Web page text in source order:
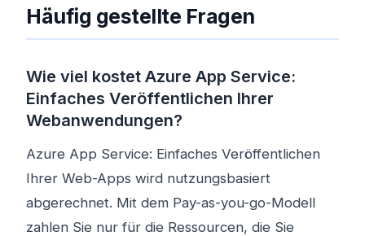
Häufig gestellte Fragen
Wie viel kostet Azure App Service:
Einfaches Veröffentlichen Ihrer
Webanwendungen?
Azure App Service: Einfaches Veröffentlichen
Ihrer Web-Apps wird nutzungsbasiert
abgerechnet. Mit dem Pay-as-you-go-Modell
zahlen Sie nur für die Ressourcen, die Sie